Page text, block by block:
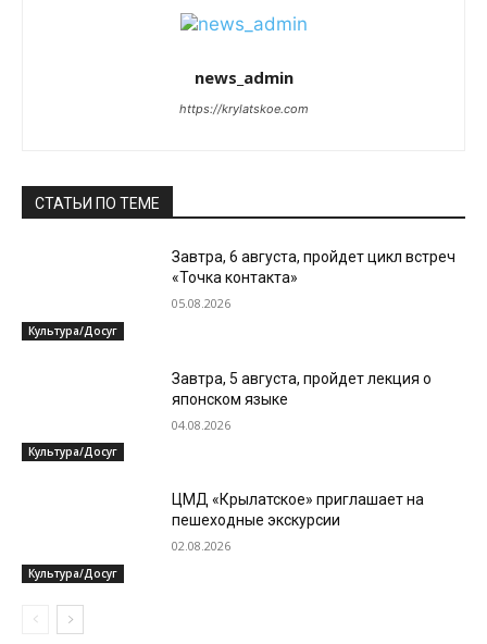
news_admin
https://krylatskoe.com
СТАТЬИ ПО ТЕМЕ
Культура/Досуг
Завтра, 6 августа, пройдет цикл встреч
«Точка контакта»
05.08.2026
Культура/Досуг
Завтра, 5 августа, пройдет лекция о
японском языке
04.08.2026
Культура/Досуг
ЦМД «Крылатское» приглашает на
пешеходные экскурсии
02.08.2026